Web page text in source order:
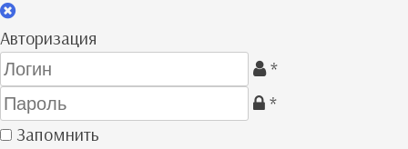
Авторизация
*
*
Запомнить